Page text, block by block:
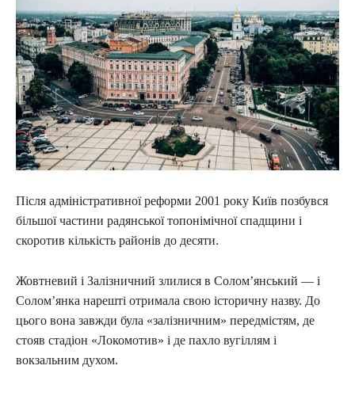
Після адміністративної реформи 2001 року Київ позбувся
більшої частини радянської топонімічної спадщини і
скоротив кількість районів до десяти.
Жовтневий і Залізничний злилися в Солом’янський — і
Солом’янка нарешті отримала свою історичну назву. До
цього вона завжди була «залізничним» передмістям, де
стояв стадіон «Локомотив» і де пахло вугіллям і
вокзальним духом.